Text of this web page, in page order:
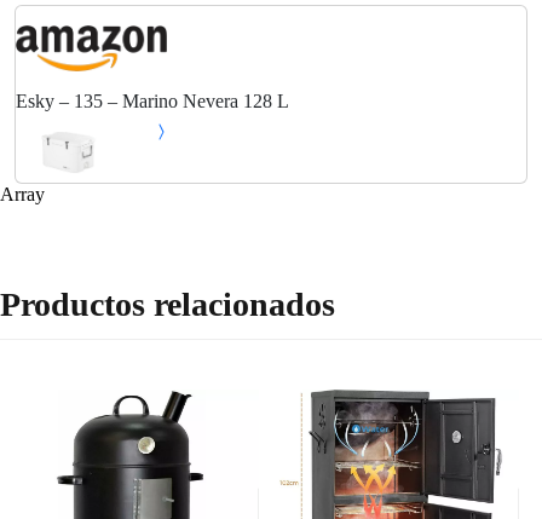
Esky – 135 – Marino Nevera 128 L
Array
Productos relacionados